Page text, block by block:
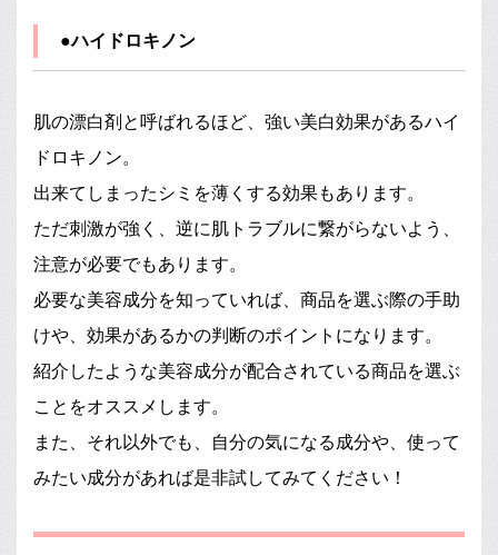
●ハイドロキノン
肌の漂白剤と呼ばれるほど、強い美白効果があるハイ
ドロキノン。
出来てしまったシミを薄くする効果もあります。
ただ刺激が強く、逆に肌トラブルに繋がらないよう、
注意が必要でもあります。
必要な美容成分を知っていれば、商品を選ぶ際の手助
けや、効果があるかの判断のポイントになります。
紹介したような美容成分が配合されている商品を選ぶ
ことをオススメします。
また、それ以外でも、自分の気になる成分や、使って
みたい成分があれば是非試してみてください！